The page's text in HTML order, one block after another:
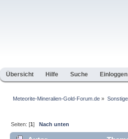
Übersicht Hilfe Suche Einloggen
Meteorite-Mineralien-Gold-Forum.de »
Seiten: [1]Nach unten